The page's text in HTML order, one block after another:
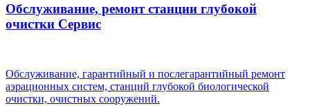
Обслуживание, ремонт станции глубокой
очистки Cервис
Обслуживание, гарантийный и послегарантийный ремонт
аэрационных систем, станций глубокой биологической
очистки, очистных сооружений.